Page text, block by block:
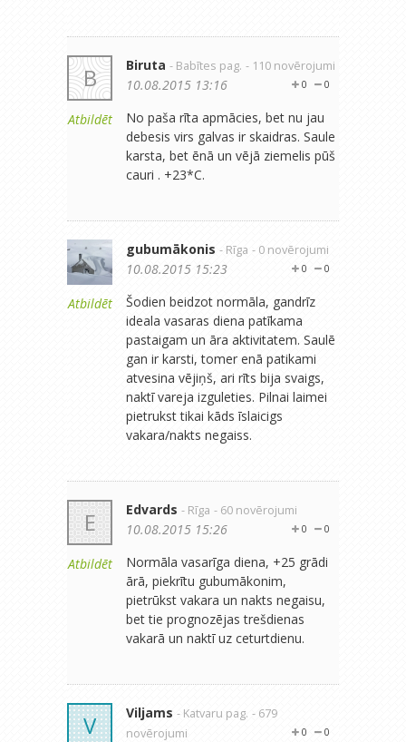
B
Atbildēt
Biruta - Babītes pag. - 110 novērojumi
0
0
10.08.2015 13:16
No paša rīta apmācies, bet nu jau
debesis virs galvas ir skaidras. Saule
karsta, bet ēnā un vējā ziemelis pūš
cauri . +23*C.
Atbildēt
gubumākonis - Rīga - 0 novērojumi
0
0
10.08.2015 15:23
Šodien beidzot normāla, gandrīz
ideala vasaras diena patīkama
pastaigam un āra aktivitatem. Saulē
gan ir karsti, tomer enā patikami
atvesina vējiņš, ari rīts bija svaigs,
naktī vareja izguleties. Pilnai laimei
pietrukst tikai kāds īslaicigs
vakara/nakts negaiss.
E
Atbildēt
Edvards - Rīga - 60 novērojumi
0
0
10.08.2015 15:26
Normāla vasarīga diena, +25 grādi
ārā, piekrītu gubumākonim,
pietrūkst vakara un nakts negaisu,
bet tie prognozējas trešdienas
vakarā un naktī uz ceturtdienu.
V Viljams - Katvaru pag. - 679
novērojumi
0
0